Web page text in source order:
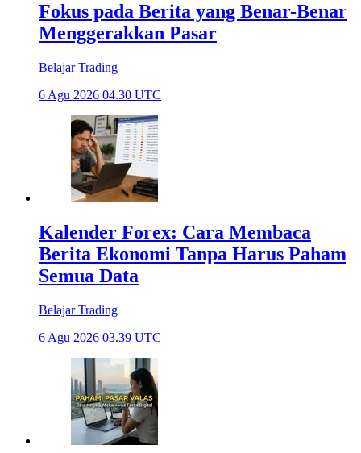
Fokus pada Berita yang Benar-Benar
Menggerakkan Pasar
Belajar Trading
6 Agu 2026 04.30 UTC
Kalender Forex: Cara Membaca
Berita Ekonomi Tanpa Harus Paham
Semua Data
Belajar Trading
6 Agu 2026 03.39 UTC